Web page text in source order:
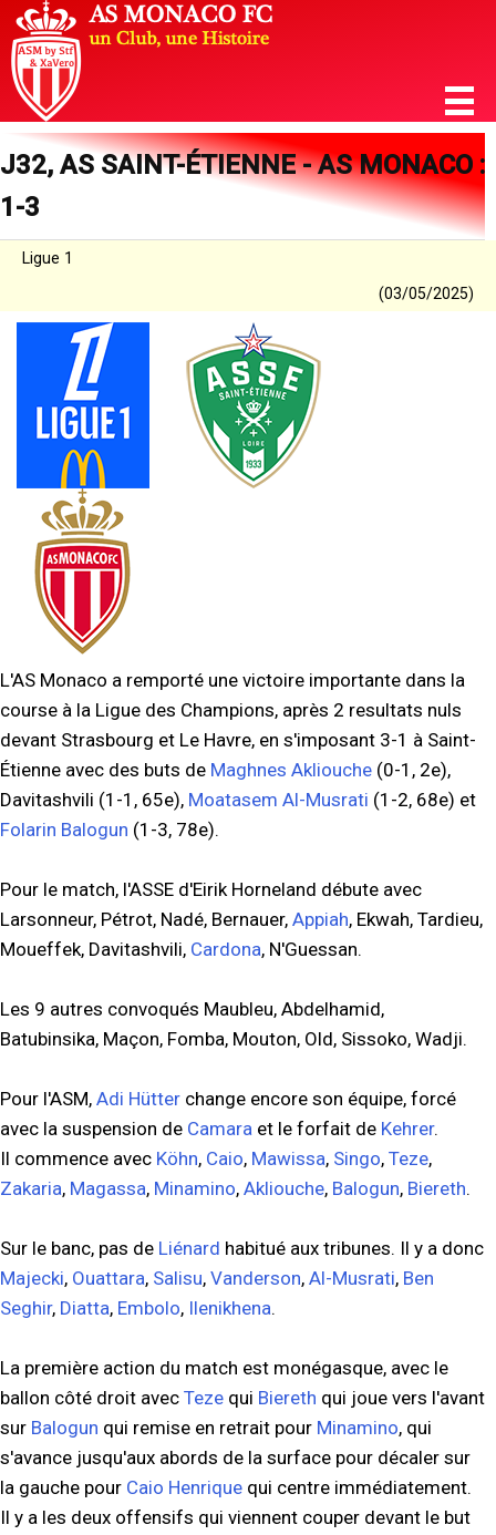
J32, AS SAINT-ÉTIENNE - AS MONACO :
1-3
Ligue 1
(03/05/2025)
L'AS Monaco a remporté une victoire importante dans la
course à la Ligue des Champions, après 2 resultats nuls
devant Strasbourg et Le Havre, en s'imposant 3-1 à Saint-
Étienne avec des buts de Maghnes Akliouche (0-1, 2e),
Davitashvili (1-1, 65e), Moatasem Al-Musrati (1-2, 68e) et
Folarin Balogun (1-3, 78e).
Pour le match, l'ASSE d'Eirik Horneland débute avec
Larsonneur, Pétrot, Nadé, Bernauer, Appiah, Ekwah, Tardieu,
Moueffek, Davitashvili, Cardona, N'Guessan.
Les 9 autres convoqués Maubleu, Abdelhamid,
Batubinsika, Maçon, Fomba, Mouton, Old, Sissoko, Wadji.
Pour l'ASM, Adi Hütter change encore son équipe, forcé
avec la suspension de Camara et le forfait de Kehrer.
Il commence avec Köhn, Caio, Mawissa, Singo, Teze,
Zakaria, Magassa, Minamino, Akliouche, Balogun, Biereth.
Sur le banc, pas de Liénard habitué aux tribunes. Il y a donc
Majecki, Ouattara, Salisu, Vanderson, Al-Musrati, Ben
Seghir, Diatta, Embolo, Ilenikhena.
La première action du match est monégasque, avec le
ballon côté droit avec Teze qui Biereth qui joue vers l'avant
sur Balogun qui remise en retrait pour Minamino, qui
s'avance jusqu'aux abords de la surface pour décaler sur
la gauche pour Caio Henrique qui centre immédiatement.
Il y a les deux offensifs qui viennent couper devant le but